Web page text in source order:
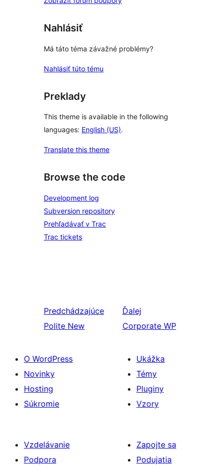
Nahlásiť
Má táto téma závažné problémy?
Nahlásiť túto tému
Preklady
This theme is available in the following
languages: English (US).
Translate this theme
Browse the code
Development log
Subversion repository
Prehľadávať v Trac
Trac tickets
Predchádzajúce
Polite New
Ďalej
Corporate WP
O WordPress
Novinky
Hosting
Súkromie
Ukážka
Témy
Pluginy
Vzory
Vzdelávanie
Podpora
Zapojte sa
Podujatia